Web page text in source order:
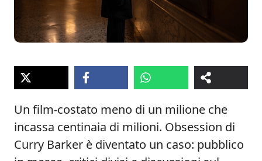
Un film-costato meno di un milione che
incassa centinaia di milioni. Obsession di
Curry Barker è diventato un caso: pubblico